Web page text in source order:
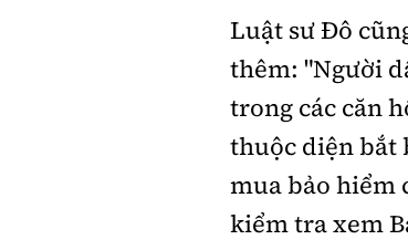
Luật sư Đô
thêm: "Người
trong các căn
thuộc diện bắt
mua bảo hiểm
kiểm tra xem